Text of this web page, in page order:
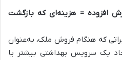
افزوده = هزینه‌ای که بازگشت
که هنگام فروش ملک، به‌عنوان
یک سرویس بهداشتی بیشتر یا